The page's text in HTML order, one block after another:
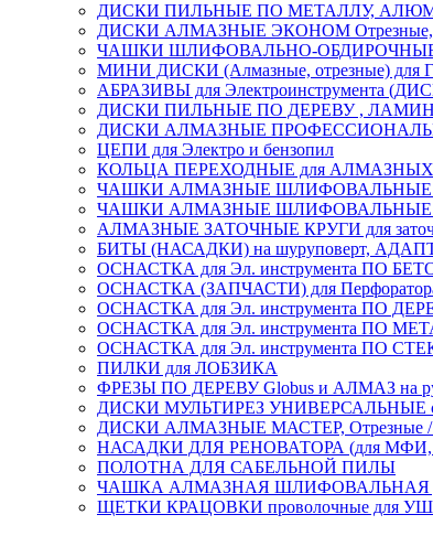
ДИСКИ ПИЛЬНЫЕ ПО МЕТАЛЛУ,
ДИСКИ АЛМАЗНЫЕ ЭКОНОМ Отрезные,
ЧАШКИ ШЛИФОВАЛЬНО-ОБДИРОЧНЫЕ
МИНИ ДИСКИ (Алмазные, отрезные)
АБРАЗИВЫ для
ДИСКИ ПИЛЬНЫЕ ПО ДЕРЕВУ ,
ДИСКИ АЛМАЗНЫЕ ПРОФЕССИОНАЛЬНЫЕ
ЦЕПИ для Электро и бензопил
КОЛЬЦА ПЕРЕХОДНЫЕ для
ЧАШКИ АЛМАЗНЫЕ ШЛИФОВАЛЬНЫЕ
ЧАШКИ АЛМАЗНЫЕ ШЛИФОВАЛЬНЫЕ
АЛМАЗНЫЕ ЗАТОЧНЫЕ КРУГИ для заточки
БИТЫ (НАСАДКИ) на шуруповерт,
ОСНАСТКА для Эл. инструмента ПО
ОСНАСТКА (ЗАПЧАСТИ) для
ОСНАСТКА для Эл. инструмента ПО
ОСНАСТКА для Эл. инструмента ПО
ОСНАСТКА для Эл. инструмента ПО
ПИЛКИ для ЛОБЗИКА
ФРЕЗЫ ПО ДЕРЕВУ Globus и АЛМАЗ на
ДИСКИ МУЛЬТИРЕЗ УНИВЕРСАЛЬНЫЕ с
ДИСКИ АЛМАЗНЫЕ МАСТЕР, Отрезные /
НАСАДКИ ДЛЯ РЕНОВАТОРА (для
ПОЛОТНА ДЛЯ САБЕЛЬНОЙ ПИЛЫ
ЧАШКА АЛМАЗНАЯ ШЛИФОВАЛЬНАЯ для
ЩЕТКИ КРАЦОВКИ проволочные для